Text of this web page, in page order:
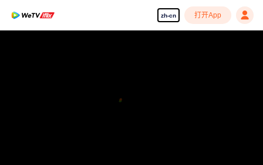
zh-cn 打开App